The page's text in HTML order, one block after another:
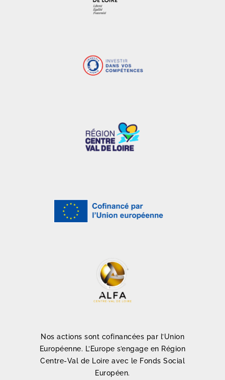
Nos actions sont cofinancées par l’Union
Européenne. L’Europe s’engage en Région
Centre-Val de Loire avec le Fonds Social
Européen.